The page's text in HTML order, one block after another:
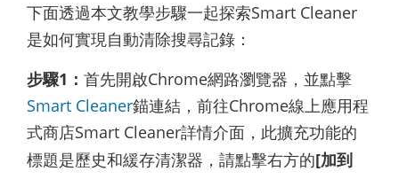
下面透過本文教學步驟一起探索Smart Cleaner
是如何實現自動清除搜尋記錄：
步驟1： 首先開啟Chrome網路瀏覽器，並點擊
Smart Cleaner錨連結，前往Chrome線上應用程
式商店Smart Cleaner詳情介面，此擴充功能的
標題是歷史和緩存清潔器，請點擊右方的[加到